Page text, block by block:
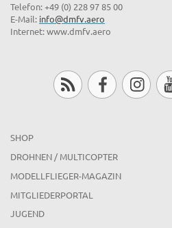
Telefon: +49 (0) 228 97 85 00
E-Mail: info@dmfv.aero
Internet: www.dmfv.aero
SHOP
DROHNEN / MULTICOPTER
MODELLFLIEGER-MAGAZIN
MITGLIEDERPORTAL
JUGEND